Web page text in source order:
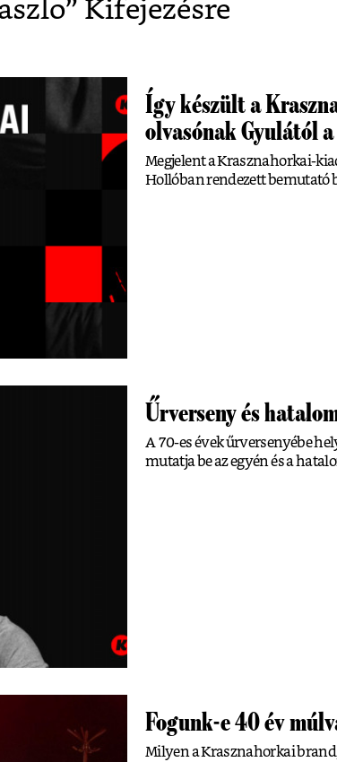
” Kifejezésre
Így készült a
olvasónak Gyulától
Megjelent a Krasznahorkai-
Hollóban rendezett bemutató
Űrverseny és
A 70-es évek űrversenyébe
mutatja be az egyén és a
Fogunk-e 40 év
Milyen a Krasznahorkai